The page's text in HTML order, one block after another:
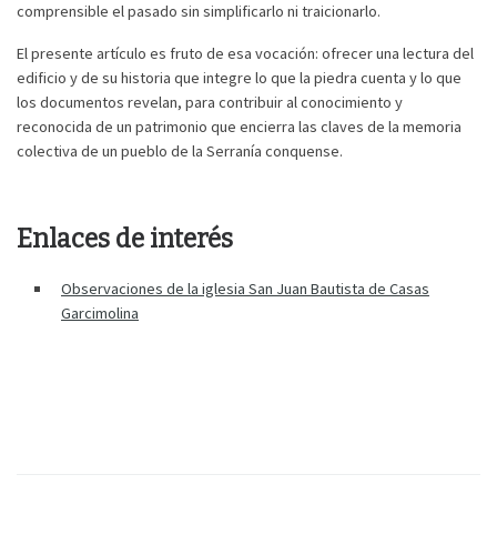
comprensible el pasado sin simplificarlo ni traicionarlo.
El presente artículo es fruto de esa vocación: ofrecer una lectura del
edificio y de su historia que integre lo que la piedra cuenta y lo que
los documentos revelan, para contribuir al conocimiento y
reconocida de un patrimonio que encierra las claves de la memoria
colectiva de un pueblo de la Serranía conquense.
Enlaces de interés
Observaciones de la iglesia San Juan Bautista de Casas
Garcimolina